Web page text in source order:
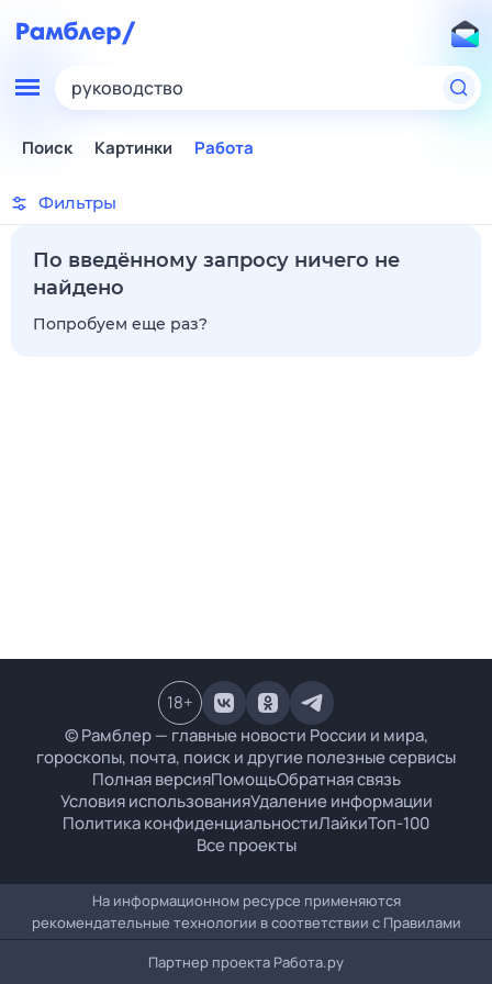
руководство
Поиск Картинки Работа
Фильтры
По введённому запросу ничего не
найдено
Попробуем еще раз?
© Рамблер — главные новости России и мира,
гороскопы, почта, поиск и другие полезные сервисы
Полная версияПомощьОбратная связь
Условия использованияУдаление информации
Политика конфиденциальностиЛайкиТоп-100
Все проекты
18+
На информационном ресурсе применяются
рекомендательные технологии в соответствии с Правилами
Партнер проекта Работа.ру